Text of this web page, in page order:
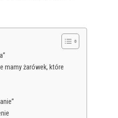
mamy żarówek, które